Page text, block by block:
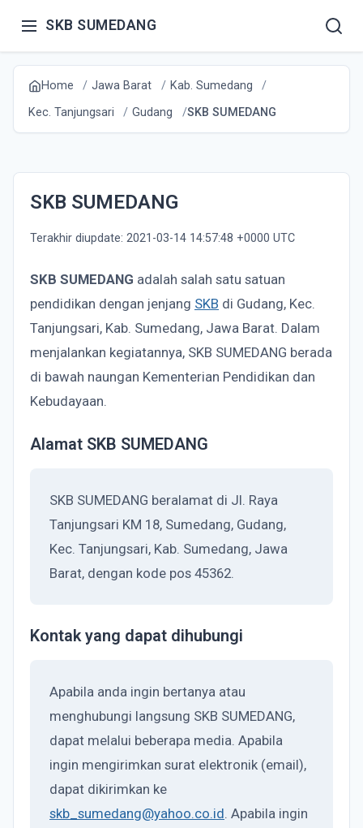
SKB SUMEDANG
Home Jawa Barat
Kab. Sumedang
Kec. Tanjungsari
Gudang SKB SUMEDANG
SKB SUMEDANG
Terakhir diupdate: 2021-03-14 14:57:48 +0000 UTC
SKB SUMEDANG adalah salah satu satuan
pendidikan dengan jenjang SKB di Gudang, Kec.
Tanjungsari, Kab. Sumedang, Jawa Barat. Dalam
menjalankan kegiatannya, SKB SUMEDANG berada
di bawah naungan Kementerian Pendidikan dan
Kebudayaan.
Alamat SKB SUMEDANG
SKB SUMEDANG beralamat di Jl. Raya
Tanjungsari KM 18, Sumedang, Gudang,
Kec. Tanjungsari, Kab. Sumedang, Jawa
Barat, dengan kode pos 45362.
Kontak yang dapat dihubungi
Apabila anda ingin bertanya atau
menghubungi langsung SKB SUMEDANG,
dapat melalui beberapa media. Apabila
ingin mengirimkan surat elektronik (email),
dapat dikirimkan ke
skb_sumedang@yahoo.co.id. Apabila ingin